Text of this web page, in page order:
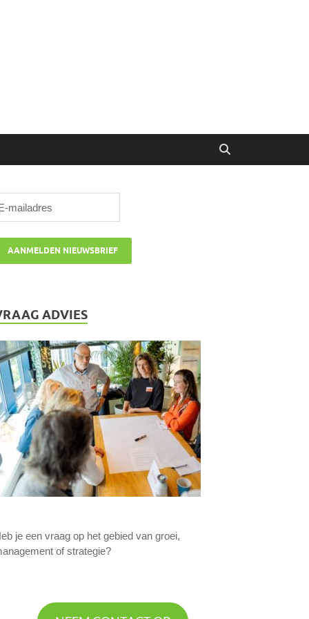
ADVIES
je een vraag op het gebied van groei,
of strategie?